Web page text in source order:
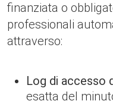
finanziata o
professionali
attraverso:
Log di accesso
esatta del